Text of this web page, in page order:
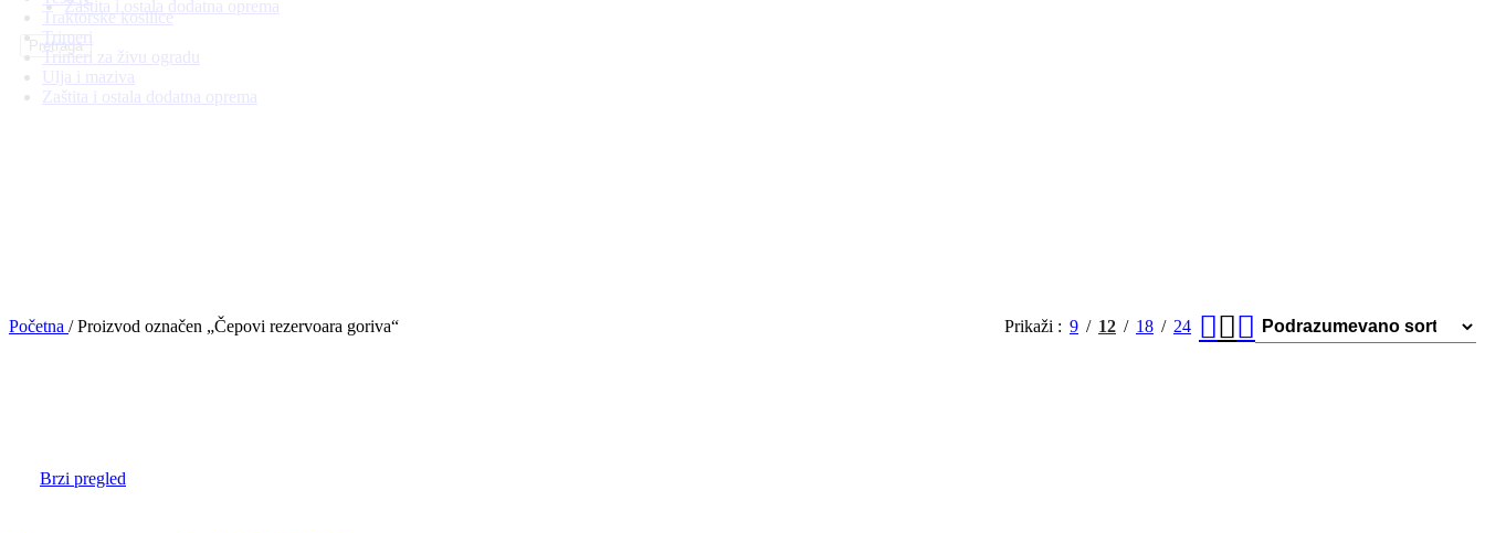
Zaštita i ostala dodatna oprema
Pretraga
Traktorske kosilice
Trimeri
Trimeri za živu ogradu
Ulja i maziva
Zaštita i ostala dodatna oprema
Početna / Proizvod označen „Čepovi rezervoara goriva“ Prikaži 9 12 18 24
Brzi pregled